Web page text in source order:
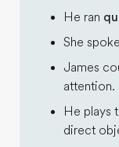
He ran
She spoke
James
attention.
He plays
direct